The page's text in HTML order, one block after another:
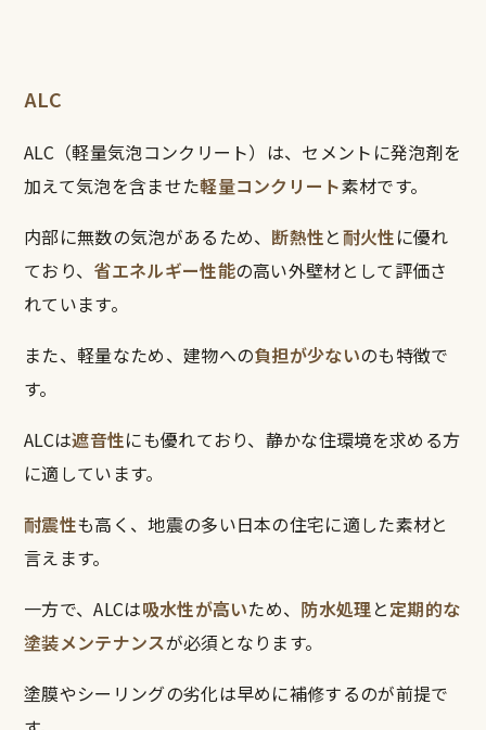
ALC
ALC（軽量気泡コンクリート）は、セメントに発泡剤を
加えて気泡を含ませた軽量コンクリート素材です。
内部に無数の気泡があるため、 断熱性と耐火性に優れ
ており、 省エネルギー性能の高い外壁材として評価さ
れています。
また、軽量なため、建物への負担が少ないのも特徴で
す。
ALCは遮音性にも優れており、静かな住環境を求める方
に適しています。
耐震性も高く、地震の多い日本の住宅に適した素材と
言えます。
一方で、ALCは吸水性が高いため、 防水処理と定期的な
塗装メンテナンスが必須となります。
塗膜やシーリングの劣化は早めに補修するのが前提で